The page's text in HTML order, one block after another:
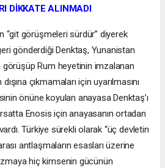
DİKKATE ALINMADI
“git görüşmeleri sürdür” diyerek
gönderdiği Denktaş, Yunanistan
görüşüp Rum heyetinin imzalanan
çıkmamaları için uyarılmasını
önüne koyulan anayasa Denktaş’ı
Enosis için anayasanın ortadan
Türkiye sürekli olarak “üç devletin
antlaşmaların esasları üzerine
hiç kimsenin gücünün